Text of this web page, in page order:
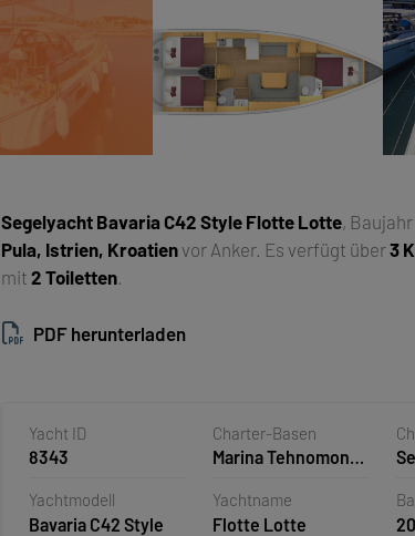
Segelyacht Bavaria C42 Style Flotte Lotte,
Pula, Istrien, Kroatien vor Anker. Es verfügt über3
mit2 Toiletten
PDF herunterladen
Yacht ID
8343
Charter-Basen
Marina Tehnomont
Kroatien
Yachtmodell
Bavaria C42 Style
Yachtname
Flotte Lotte